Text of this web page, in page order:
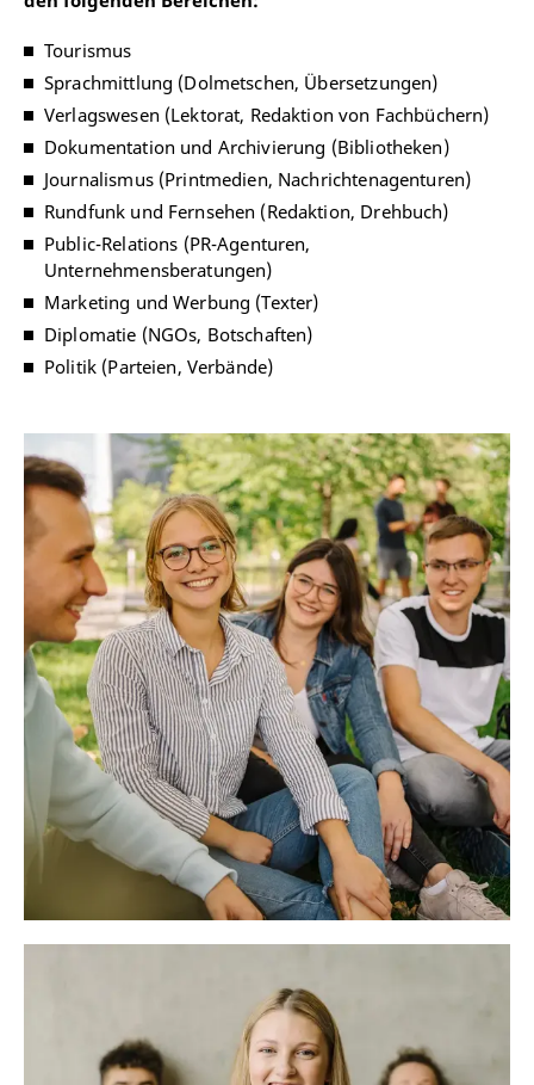
Tourismus
Sprachmittlung (Dolmetschen, Übersetzungen)
Verlagswesen (Lektorat, Redaktion von Fachbüchern)
Dokumentation und Archivierung (Bibliotheken)
Journalismus (Printmedien, Nachrichtenagenturen)
Rundfunk und Fernsehen (Redaktion, Drehbuch)
Public-Relations (PR-Agenturen,
Unternehmensberatungen)
Marketing und Werbung (Texter)
Diplomatie (NGOs, Botschaften)
Politik (Parteien, Verbände)